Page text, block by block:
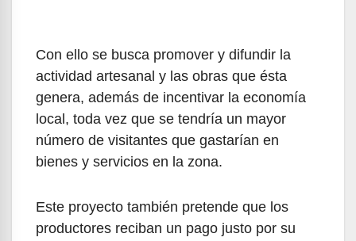
Con ello se busca promover y difundir la
actividad artesanal y las obras que ésta
genera, además de incentivar la economía
local, toda vez que se tendría un mayor
número de visitantes que gastarían en
bienes y servicios en la zona.
Este proyecto también pretende que los
productores reciban un pago justo por su